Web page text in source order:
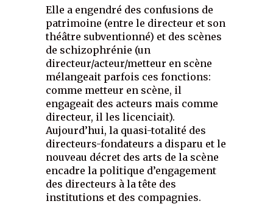
Elle a engendré des confusions de
patrimoine (entre le directeur et son
théâtre subventionné) et des scènes
de schizophrénie (un
directeur/acteur/metteur en scène
mélangeait parfois ces fonctions:
comme metteur en scène, il
engageait des acteurs mais comme
directeur, il les licenciait).
Aujourd’hui, la quasi-totalité des
directeurs-fondateurs a disparu et le
nouveau décret des arts de la scène
encadre la politique d’engagement
des directeurs à la tête des
institutions et des compagnies.